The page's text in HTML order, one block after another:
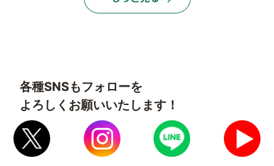
各種SNSもフォローを
よろしくお願いいたします！